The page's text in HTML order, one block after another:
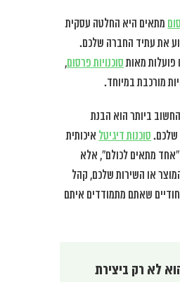
מתאים היא החלטה עסקית
את עתיד החברה שלכם.
פועלות מאותסוכנויות פרסום,
מורכבת במיוחד.
ביותר הוא הבנת
שלכם. סוכנות דיגיטל איכותית
מתאים לכולם”, אלא
או השירות שלכם, קהל
שאתם מתמודדים איתם
לא רק ביצירת